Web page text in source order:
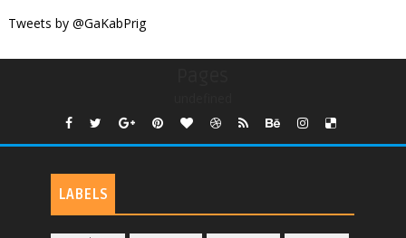
Tweets by @GaKabPrig
LABELS